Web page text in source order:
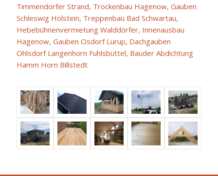
Timmendorfer Strand, Trockenbau Hagenow, Gauben
Schleswig Holstein, Treppenbau Bad Schwartau,
Hebebühnenvermietung Walddörfer, Innenausbau
Hagenow, Gauben Osdorf Lurup, Dachgauben
Ohlsdorf Langenhorn Fuhlsbüttel, Bauder Abdichtung
Hamm Horn Billstedt